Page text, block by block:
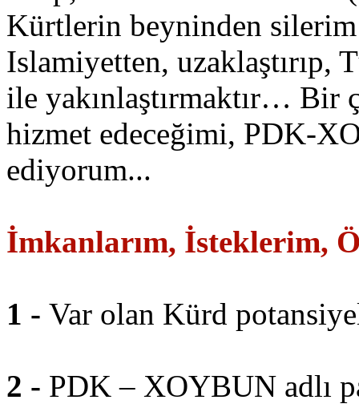
Kürtlerin beyninden
Islamiyetten, uzaklaştırıp,
ile yakınlaştırmaktır… Bir
hizmet edeceğimi, PDK-
ediyorum...
İmkanlarım, İsteklerim,
1 - Var olan Kürd
2 - PDK – XOYBUN adlı